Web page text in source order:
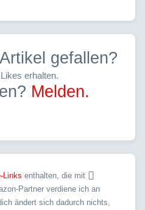
gefallen?
erhalten.
Melden.
Links enthalten, die mit
Partner verdiene ich an
ändert sich dadurch nichts,